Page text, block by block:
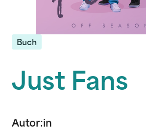
Buch
Just Fans
Autor:in